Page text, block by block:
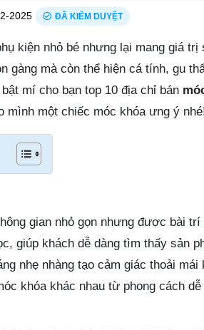
2025 ĐÃ KIỂM DUYỆT
kiện nhỏ bé nhưng lại mang giá
gàng mà còn thể hiện cá tính, gu
mí cho bạn top 10 địa chỉ bán
mình một chiếc móc khóa ưng ý
gian nhỏ gọn nhưng được bài
giúp khách dễ dàng tìm thấy sản
nhẹ nhàng tạo cảm giác thoải
khóa khác nhau từ phong cách